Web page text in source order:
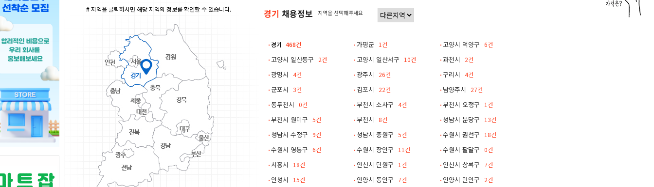
# 지역을 클릭하시면 해당 지역의 정보를 확인할 수 있습니다. 경기 채용정보 지역을 선택해주세요
경기 468건 가평군 1건 고양시 덕양구 6건
고양시 일산동구 2건 고양시 일산서구 10건 과천시 2건
광명시 4건 광주시 26건 구리시 4건
군포시 3건 김포시 22건 남양주시 27건
동두천시 0건 부천시 소사구 4건 부천시 오정구 1건
부천시 원미구 5건 부천시 8건 성남시 분당구 13건
성남시 수정구 9건 성남시 중원구 5건 수원시 권선구 18건
수원시 영통구 6건 수원시 장안구 11건 수원시 팔달구 0건
시흥시 18건 안산시 단원구 1건 안산시 상록구 7건
안성시 15건 안양시 동안구 7건 안양시 만안구 2건